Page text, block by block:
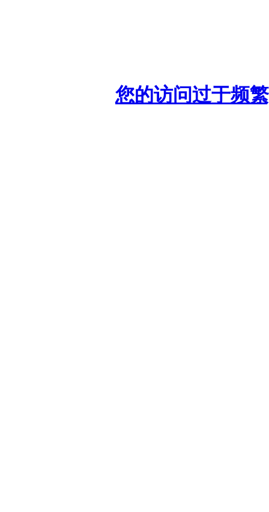
您的访问过于频